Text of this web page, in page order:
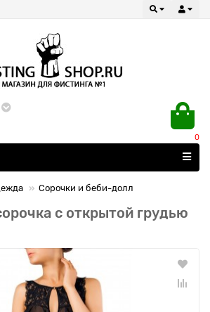
0
Сорочки и беби-долл
с открытой грудью